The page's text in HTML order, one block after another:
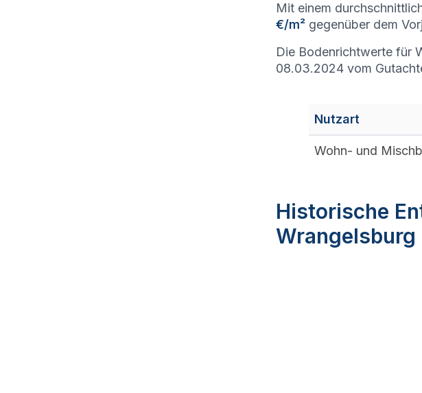
Mit einem
€/m² gegenüber dem
Die Bodenrichtwerte für
08.03.2024 vom
Nutzart
Wohn- und
Historische